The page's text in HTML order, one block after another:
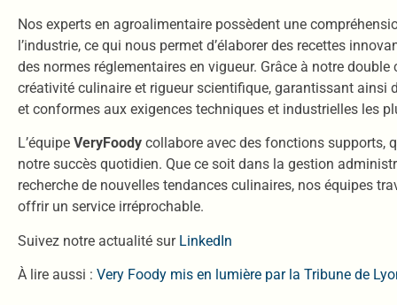
Nos experts en agroalimentaire possèdent une
l’industrie, ce qui nous permet d’élaborer des recettes
des normes réglementaires en vigueur. Grâce à notre
créativité culinaire et rigueur scientifique, garantissant ainsi
et conformes aux exigences techniques et industrielles les
L’équipe VeryFoody collabore avec des fonctions supports,
notre succès quotidien. Que ce soit dans la gestion
recherche de nouvelles tendances culinaires, nos équipes
offrir un service irréprochable.
Suivez notre actualité sur LinkedIn
À lire aussi : Very Foody mis en lumière par la Tribune de